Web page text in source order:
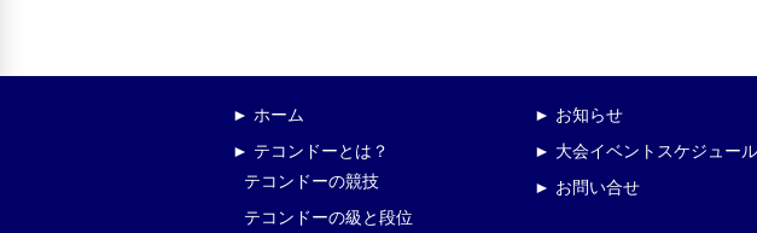
► ホーム
► テコンドーとは？
テコンドーの競技
テコンドーの級と段位
► お知らせ
► 大会イベントスケジュール
► お問い合せ